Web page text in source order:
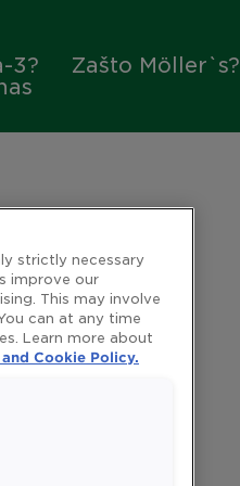
3? Zašto Möller`s?
strictly necessary
improve our
This may involve
can at any time
Learn more about
Cookie Policy.